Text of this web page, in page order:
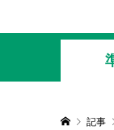
記事